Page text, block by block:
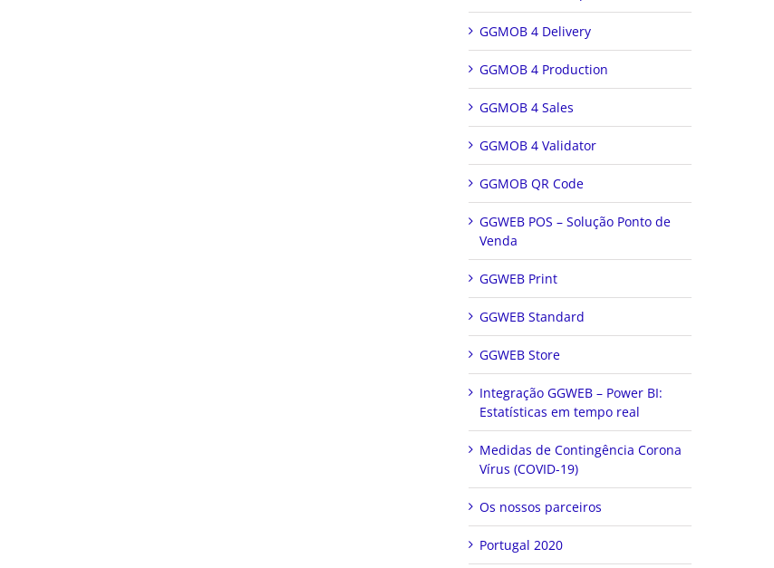
GGMOB 4 Delivery
GGMOB 4 Production
GGMOB 4 Sales
GGMOB 4 Validator
GGMOB QR Code
GGWEB POS – Solução Ponto de
Venda
GGWEB Print
GGWEB Standard
GGWEB Store
Integração GGWEB – Power BI:
Estatísticas em tempo real
Medidas de Contingência Corona
Vírus (COVID-19)
Os nossos parceiros
Portugal 2020